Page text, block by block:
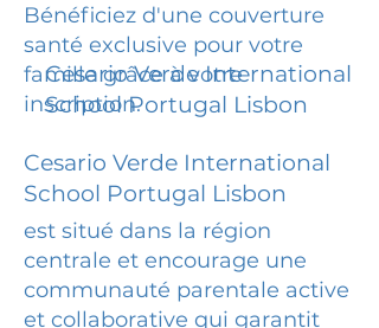
Bénéficiez d'une couverture
santé exclusive pour votre
famille grâce à votre
inscription.
Cesario Verde International
School Portugal Lisbon
Cesario Verde International
School Portugal Lisbon
est situé dans la région
centrale et encourage une
communauté parentale active
et collaborative qui garantit